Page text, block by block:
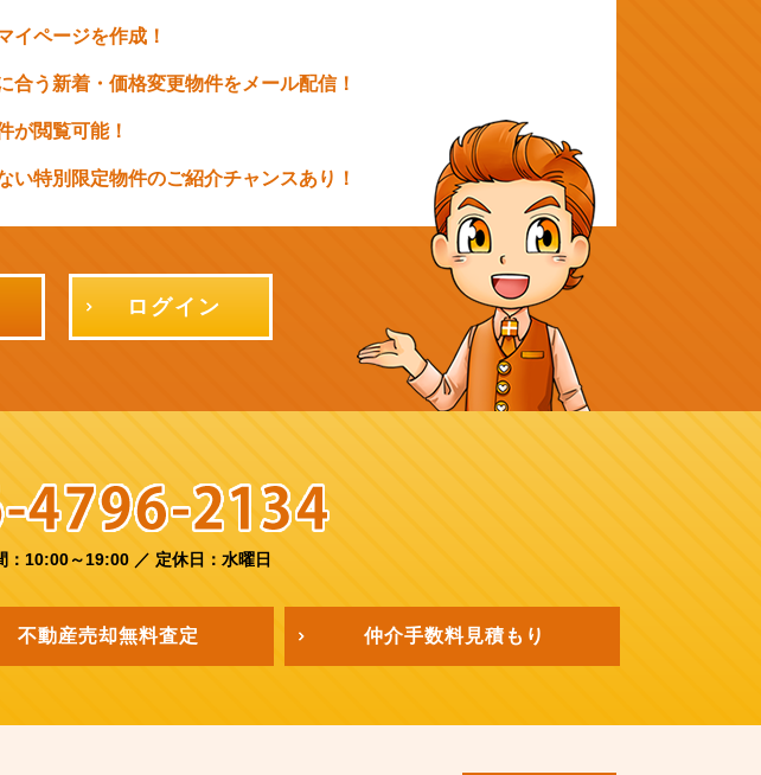
イページを作成！
合う新着・価格変更物件をメール配信！
が閲覧可能！
い特別限定物件のご紹介チャンスあり！
ログイン
：10:00～19:00 ／ 定休日：水曜日
不動産売却無料査定 仲介手数料見積もり